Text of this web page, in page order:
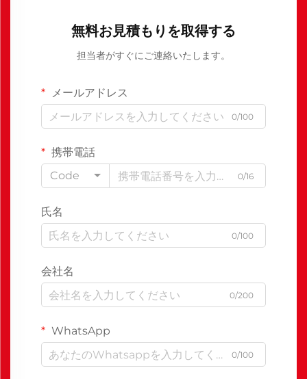
無料お見積もりを取得する
担当者がすぐにご連絡いたします。
メールアドレス
0/100
携帯電話
Code
0/16
氏名
0/100
会社名
0/200
WhatsApp
0/100